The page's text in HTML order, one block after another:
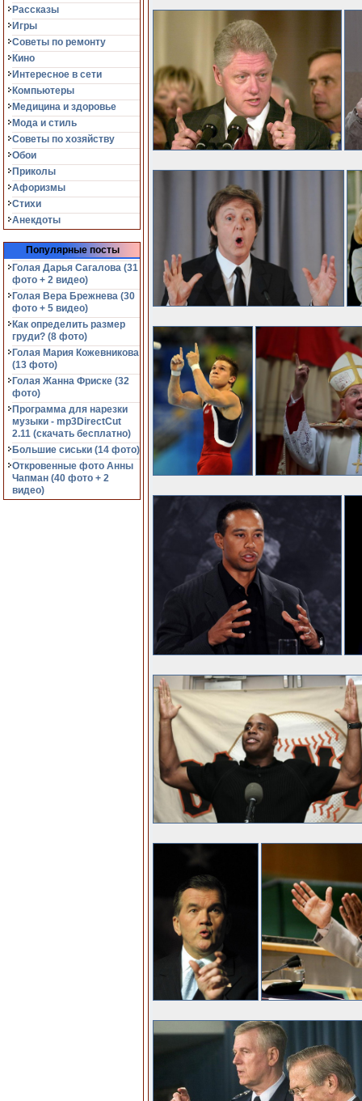
Рассказы
Игры
Советы по ремонту
Кино
Интересное в сети
Компьютеры
Медицина и здоровье
Мода и стиль
Советы по хозяйству
Обои
Приколы
Афоризмы
Стихи
Анекдоты
Популярные посты
Голая Дарья Сагалова (31
фото + 2 видео)
Голая Вера Брежнева (30
фото + 5 видео)
Как определить размер
груди? (8 фото)
Голая Мария Кожевникова
(13 фото)
Голая Жанна Фриске (32
фото)
Программа для нарезки
музыки - mp3DirectCut
2.11 (cкачать бесплатно)
Большие сиськи (14 фото)
Откровенные фото Анны
Чапман (40 фото + 2
видео)